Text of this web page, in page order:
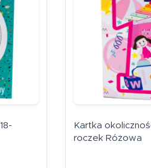
Kartka
roczek Różowa